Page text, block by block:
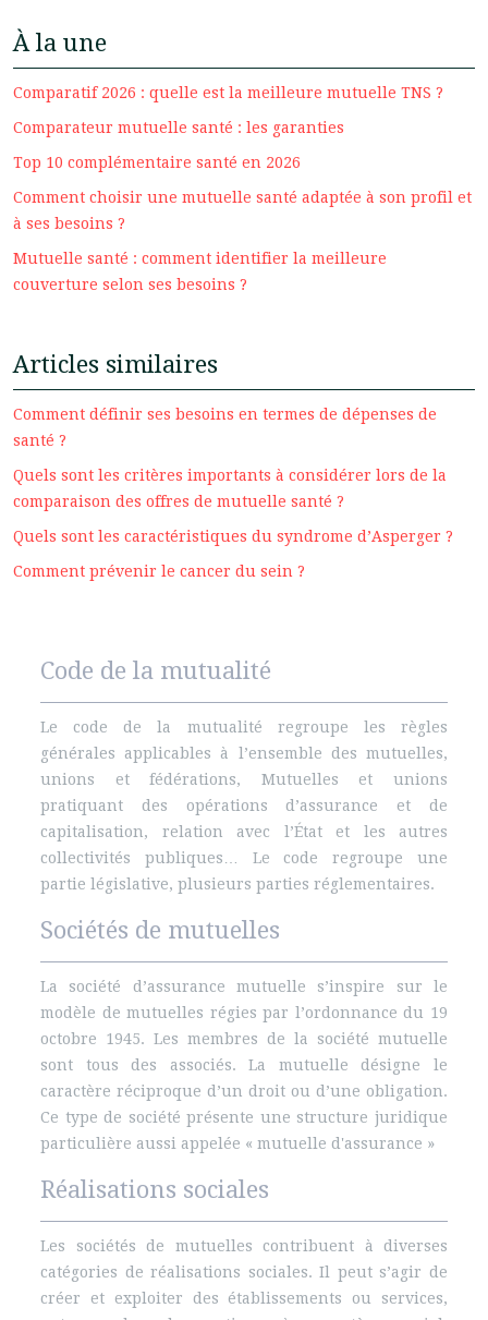
À la une
Comparatif 2026 : quelle est la meilleure mutuelle TNS ?
Comparateur mutuelle santé : les garanties
Top 10 complémentaire santé en 2026
Comment choisir une mutuelle santé adaptée à son profil et
à ses besoins ?
Mutuelle santé : comment identifier la meilleure
couverture selon ses besoins ?
Articles similaires
Comment définir ses besoins en termes de dépenses de
santé ?
Quels sont les critères importants à considérer lors de la
comparaison des offres de mutuelle santé ?
Quels sont les caractéristiques du syndrome d’Asperger ?
Comment prévenir le cancer du sein ?
Code de la mutualité
Le code de la mutualité regroupe les règles
générales applicables à l’ensemble des mutuelles,
unions et fédérations, Mutuelles et unions
pratiquant des opérations d’assurance et de
capitalisation, relation avec l’État et les autres
collectivités publiques… Le code regroupe une
partie législative, plusieurs parties réglementaires.
Sociétés de mutuelles
La société d’assurance mutuelle s’inspire sur le
modèle de mutuelles régies par l’ordonnance du 19
octobre 1945. Les membres de la société mutuelle
sont tous des associés. La mutuelle désigne le
caractère réciproque d’un droit ou d’une obligation.
Ce type de société présente une structure juridique
particulière aussi appelée « mutuelle d'assurance »
Réalisations sociales
Les sociétés de mutuelles contribuent à diverses
catégories de réalisations sociales. Il peut s’agir de
créer et exploiter des établissements ou services,